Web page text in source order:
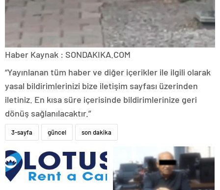
Haber Kaynak : SONDAKIKA.COM
“Yayınlanan tüm haber ve diğer içerikler ile ilgili olarak
yasal bildirimlerinizi bize iletişim sayfası üzerinden
iletiniz. En kısa süre içerisinde bildirimlerinize geri
dönüş sağlanılacaktır.”
3-sayfa güncel son dakika